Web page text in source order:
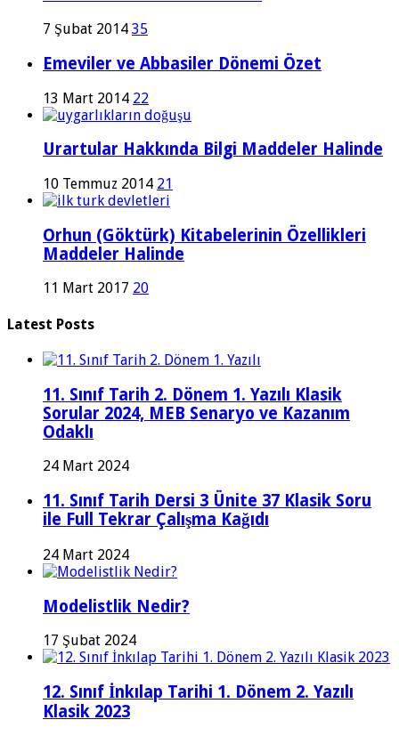
7 Şubat 2014 35
Emeviler ve Abbasiler Dönemi Özet
13 Mart 2014 22
Urartular Hakkında Bilgi Maddeler Halinde
10 Temmuz 2014 21
Orhun (Göktürk) Kitabelerinin Özellikleri
Maddeler Halinde
11 Mart 2017 20
Latest Posts
11. Sınıf Tarih 2. Dönem 1. Yazılı Klasik
Sorular 2024, MEB Senaryo ve Kazanım
Odaklı
24 Mart 2024
11. Sınıf Tarih Dersi 3 Ünite 37 Klasik Soru
ile Full Tekrar Çalışma Kağıdı
24 Mart 2024
Modelistlik Nedir?
17 Şubat 2024
12. Sınıf İnkılap Tarihi 1. Dönem 2. Yazılı
Klasik 2023